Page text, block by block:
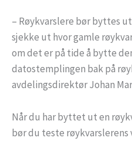
– Røykvarslere bør byttes
sjekke ut hvor gamle
om det er på tide å bytte
datostemplingen bak på
avdelingsdirektør Johan
Når du har byttet ut en
bør du teste